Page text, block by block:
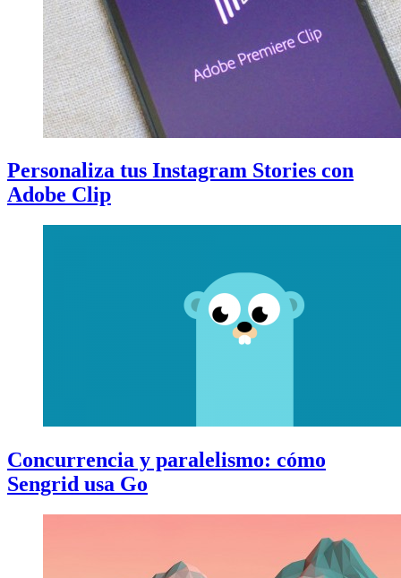
Personaliza tus Instagram Stories con
Adobe Clip
Concurrencia y paralelismo: cómo
Sengrid usa Go